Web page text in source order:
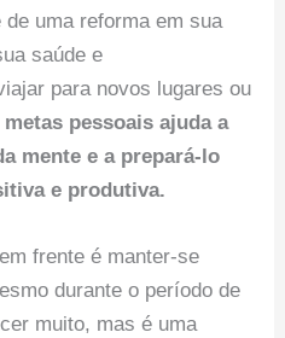
uma reforma em sua
saúde e
para novos lugares ou
pessoais ajuda a
mente e a prepará-lo
e produtiva.
frente é manter-se
durante o período de
muito, mas é uma